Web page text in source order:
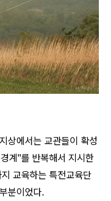
상에서는 교관들이 확성
계"를 반복해서 지시한
교육하는 특전교육단
분이었다.